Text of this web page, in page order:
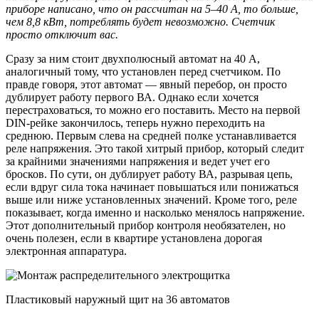
приборе написано, что он рассчитан на 5–40 А, то больше,
чем 8,8 кВт, потреблять будет невозможно. Счетчик
просто отключит вас.
Сразу за ним стоит двухполюсный автомат на 40 А,
аналогичный тому, что установлен перед счетчиком. По
правде говоря, этот автомат — явный перебор, он просто
дублирует работу первого ВА. Однако если хочется
перестраховаться, то можно его поставить. Место на первой
DIN-рейке закончилось, теперь нужно переходить на
среднюю. Первым слева на средней полке устанавливается
реле напряжения. Это такой хитрый прибор, который следит
за крайними значениями напряжения и ведет учет его
бросков. По сути, он дублирует работу ВА, разрывая цепь,
если вдруг сила тока начинает повышаться или понижаться
выше или ниже установленных значений. Кроме того, реле
показывает, когда именно и насколько менялось напряжение.
Этот дополнительный прибор контроля необязателен, но
очень полезен, если в квартире установлена дорогая
электронная аппаратура.
Пластиковый наружный щит на 36 автоматов